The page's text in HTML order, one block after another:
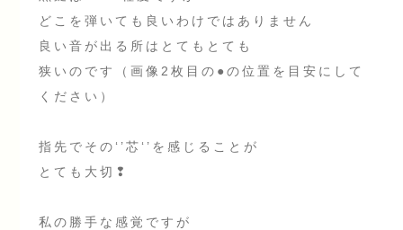
どこを弾いても良いわけではありません
良い音が出る所はとてもとても
狭いのです（画像2枚目の●の位置を目安にして
ください）
指先でその‘’芯‘’を感じることが
とても大切❢
私の勝手な感覚ですが